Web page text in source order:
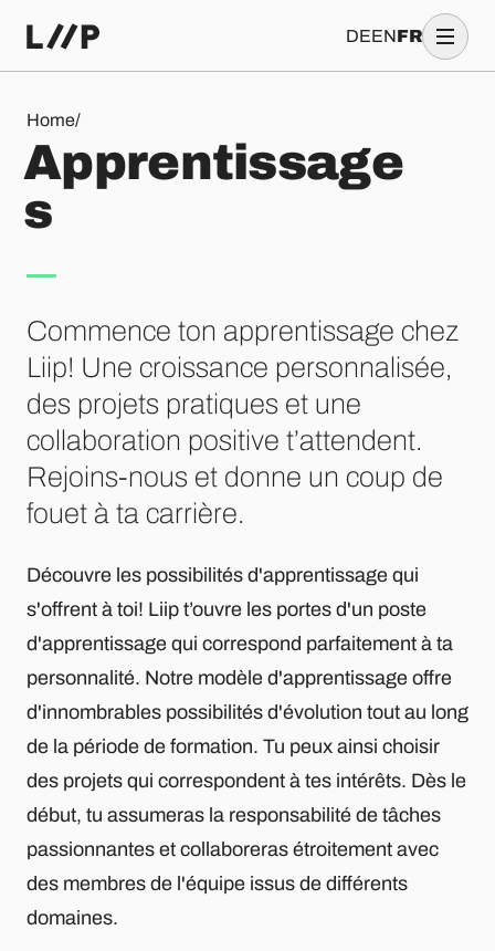
DEENFR
Home/
Apprentissages
Apprentissage
s
Commence ton apprentissage chez
Liip! Une croissance personnalisée,
des projets pratiques et une
collaboration positive t’attendent.
Rejoins-nous et donne un coup de
fouet à ta carrière.
Découvre les possibilités d'apprentissage qui
s'offrent à toi! Liip t’ouvre les portes d'un poste
d'apprentissage qui correspond parfaitement à ta
personnalité. Notre modèle d'apprentissage offre
d'innombrables possibilités d'évolution tout au long
de la période de formation. Tu peux ainsi choisir
des projets qui correspondent à tes intérêts. Dès le
début, tu assumeras la responsabilité de tâches
passionnantes et collaboreras étroitement avec
des membres de l'équipe issus de différents
domaines.